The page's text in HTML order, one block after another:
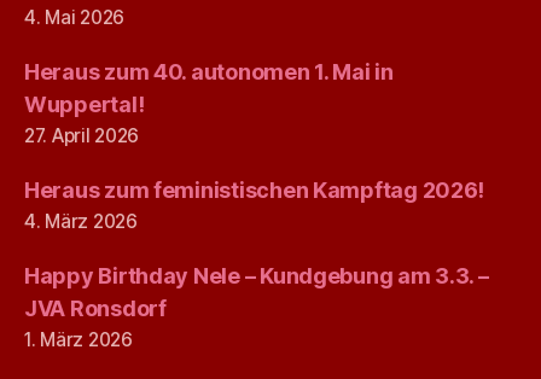
4. Mai 2026
Heraus zum 40. autonomen 1. Mai in
Wuppertal!
27. April 2026
Heraus zum feministischen Kampftag 2026!
4. März 2026
Happy Birthday Nele – Kundgebung am 3.3. –
JVA Ronsdorf
1. März 2026